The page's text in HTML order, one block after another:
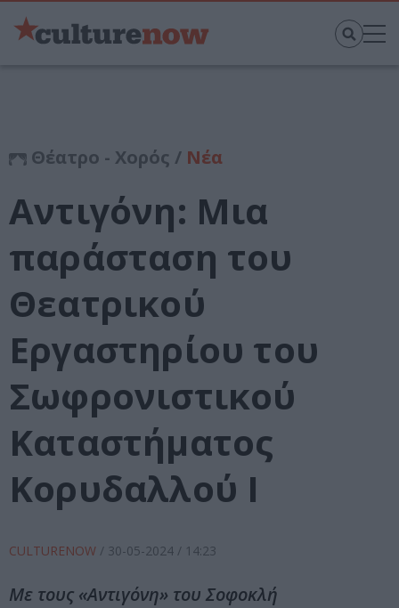
Θέατρο - Χορός / Νέα
Αντιγόνη: Μια
παράσταση του
Θεατρικού
Εργαστηρίου του
Σωφρονιστικού
Καταστήματος
Κορυδαλλού Ι
CULTURENOW / 30-05-2024 / 14:23
Με τους «Αντιγόνη» του Σοφοκλή